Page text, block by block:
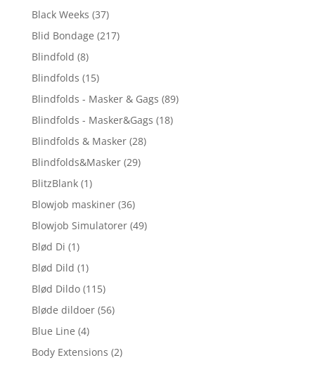
Black Weeks (37)
Blid Bondage (217)
Blindfold (8)
Blindfolds (15)
Blindfolds - Masker & Gags (89)
Blindfolds - Masker&Gags (18)
Blindfolds & Masker (28)
Blindfolds&Masker (29)
BlitzBlank (1)
Blowjob maskiner (36)
Blowjob Simulatorer (49)
Blød Di (1)
Blød Dild (1)
Blød Dildo (115)
Bløde dildoer (56)
Blue Line (4)
Body Extensions (2)